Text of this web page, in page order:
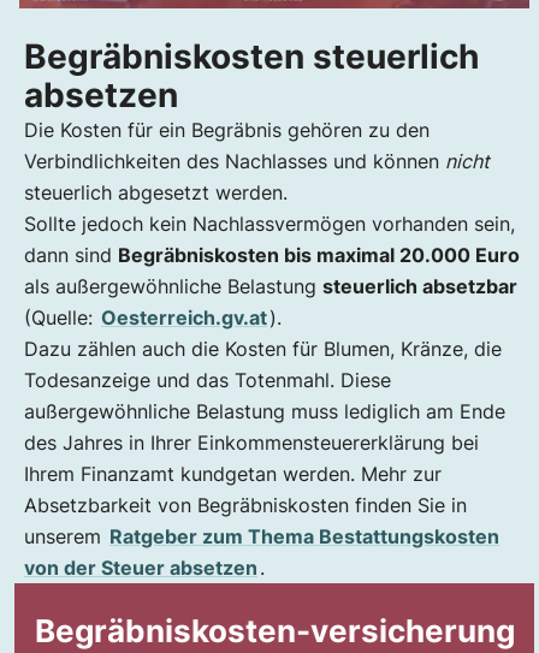
Begräbniskosten steuerlich
absetzen
Die Kosten für ein Begräbnis gehören zu den
Verbindlichkeiten des Nachlasses und können nicht
steuerlich abgesetzt werden.
Sollte jedoch kein Nachlassvermögen vorhanden sein,
dann sind Begräbniskosten bis maximal 20.000 Euro
als außergewöhnliche Belastung steuerlich absetzbar
(Quelle: Oesterreich.gv.at).
Dazu zählen auch die Kosten für Blumen, Kränze, die
Todesanzeige und das Totenmahl. Diese
außergewöhnliche Belastung muss lediglich am Ende
des Jahres in Ihrer Einkommensteuererklärung bei
Ihrem Finanzamt kundgetan werden. Mehr zur
Absetzbarkeit von Begräbniskosten finden Sie in
unserem Ratgeber zum Thema Bestattungskosten
von der Steuer absetzen .
Begräbniskosten-versicherung